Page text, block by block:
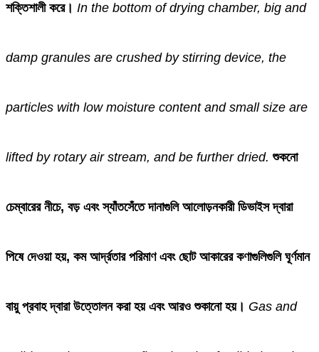
শক্তিশালী করে। In the bottom of drying chamber, big and
damp granules are crushed by stirring device, the
particles with low moisture content and small size are
lifted by rotary air stream, and be further dried. শুকনো
চেম্বারের নীচে, বড় এবং স্যাঁতসেঁতে দানাগুলি আলোড়নকারী ডিভাইস দ্বারা
পিষে দেওয়া হয়, কম আর্দ্রতার পরিমাণ এবং ছোট আকারের কণাগুলিগুলি ঘূর্ণমান
বায়ু প্রবাহ দ্বারা উত্তোলন করা হয় এবং আরও শুকানো হয়। Gas and